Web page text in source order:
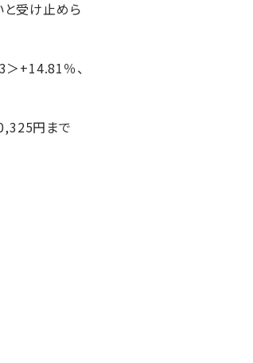
受け止めら
＞+14.81％、
円まで